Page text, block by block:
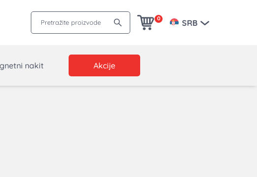
Pretražite proizvode 0 SRB
nakit Akcije